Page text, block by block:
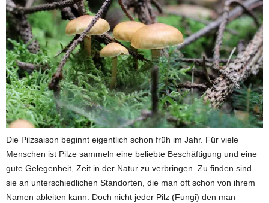
Die Pilzsaison beginnt eigentlich schon früh im Jahr. Für viele
Menschen ist Pilze sammeln eine beliebte Beschäftigung und eine
gute Gelegenheit, Zeit in der Natur zu verbringen. Zu finden sind
sie an unterschiedlichen Standorten, die man oft schon von ihrem
Namen ableiten kann. Doch nicht jeder Pilz (Fungi) den man